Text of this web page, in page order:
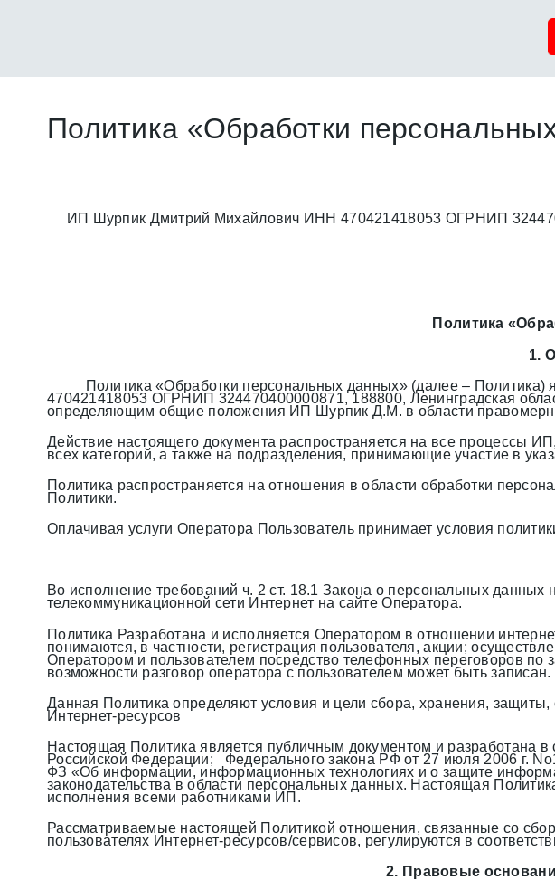
Политика «Обработки
ИП Шурпик Дмитрий Михайлович ИНН 470421418053 ОГРНИП
Политика
1.
Политика «Обработки персональных данных» (далее –
470421418053 ОГРНИП 324470400000871, 188800, Ленинградская
определяющим общие положения ИП Шурпик Д.М. в области
Действие настоящего документа распространяется на все процессы
всех категорий, а также на подразделения, принимающие участие в
Политика распространяется на отношения в области обработки
Политики.
Оплачивая услуги Оператора Пользователь принимает условия
Во исполнение требований ч. 2 ст. 18.1 Закона о персональных
телекоммуникационной сети Интернет на сайте Оператора.
Политика Разработана и исполняется Оператором в отношении
понимаются, в частности, регистрация пользователя, акции;
Оператором и пользователем посредство телефонных переговоров по
возможности разговор оператора с пользователем может быть записан.
Данная Политика определяют условия и цели сбора, хранения,
Интернет-ресурсов
Настоящая Политика является публичным документом и разработана в
Российской Федерации; Федерального закона РФ от 27 июля 2006 г.
ФЗ «Об информации, информационных технологиях и о защите
законодательства в области персональных данных. Настоящая
исполнения всеми работниками ИП.
Рассматриваемые настоящей Политикой отношения, связанные со
пользователях Интернет-ресурсов/сервисов, регулируются в
2. Правовые